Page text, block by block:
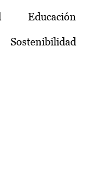
Educación
Sostenibilidad